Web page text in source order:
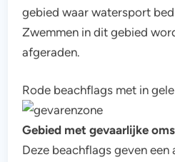
gebied waar watersport
Zwemmen in dit gebied
afgeraden.
Rode beachflags met in gele
Gebied met gevaarlijke
Deze beachflags geven een